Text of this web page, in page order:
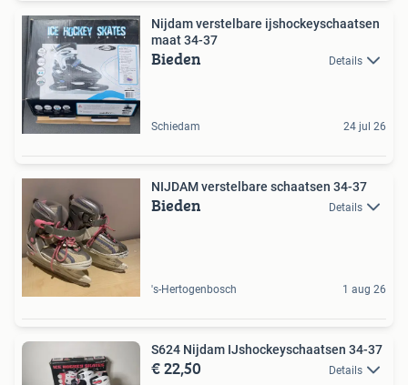
Nijdam verstelbare ijshockeyschaatsen
maat 34-37
Bieden Details
Schiedam 24 jul 26
NIJDAM verstelbare schaatsen 34-37
Bieden Details
's-Hertogenbosch 1 aug 26
S624 Nijdam IJshockeyschaatsen 34-37
€ 22,50 Details